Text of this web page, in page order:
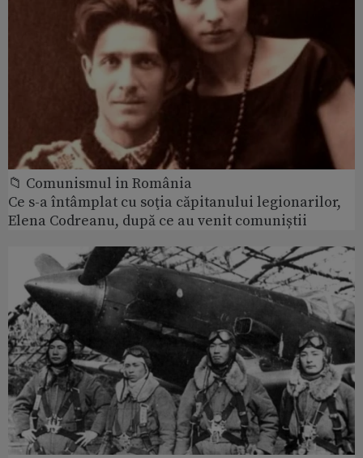
📁 Comunismul in România
Ce s-a întâmplat cu soţia căpitanului legionarilor,
Elena Codreanu, după ce au venit comuniștii